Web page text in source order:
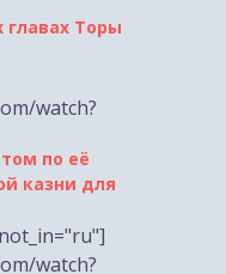
watch?
по её
казни для
watch?
Торы Тазриа-